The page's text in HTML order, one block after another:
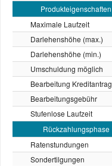
Produkteigenschaften
Maximale Laufzeit
Darlehenshöhe (max.)
Darlehenshöhe (min.)
Umschuldung möglich
Bearbeitung Kreditantrag
Bearbeitungsgebühr
Stufenlose Laufzeit
Rückzahlungsphase
Ratenstundungen
Sondertilgungen